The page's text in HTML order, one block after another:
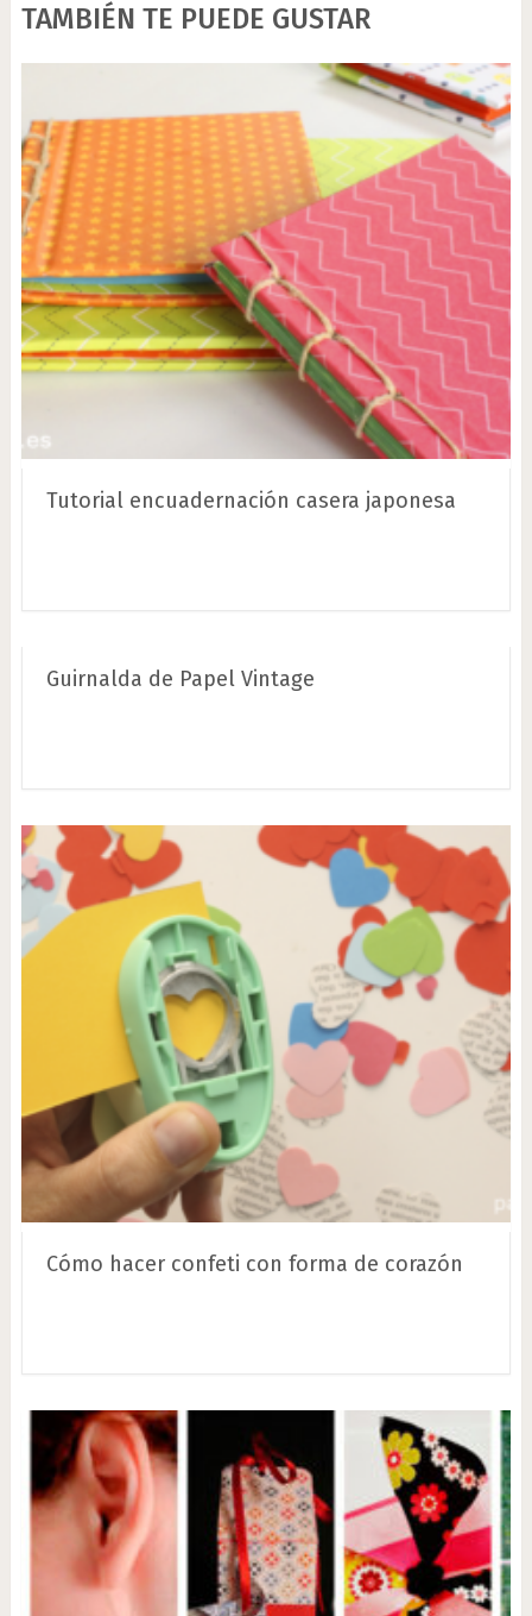
TAMBIÉN TE PUEDE GUSTAR
Tutorial encuadernación casera japonesa
Guirnalda de Papel Vintage
Cómo hacer confeti con forma de corazón